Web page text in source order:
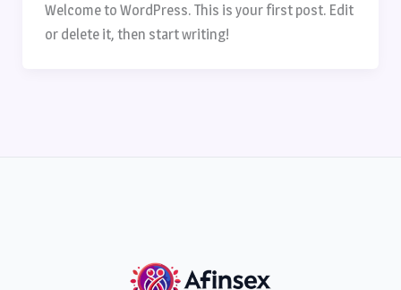
Welcome to WordPress. This is your first post. Edit
or delete it, then start writing!